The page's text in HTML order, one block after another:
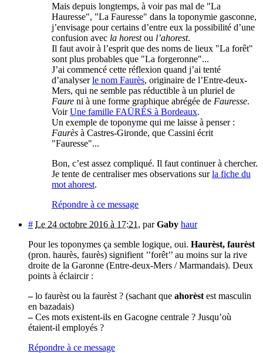
Mais depuis longtemps, à voir pas mal de "La
Hauresse", "La Fauresse" dans la toponymie gasconne,
j’envisage pour certains d’entre eux la possibilité d’une
confusion avec la horestou l’ahorest.
Il faut avoir à l’esprit que des noms de lieux "La forêt"
sont plus probables que "La forgeronne"...
J’ai commencé cette réflexion quand j’ai tenté
d’analyserle nom Faurès, originaire de l’Entre-deux-
Mers, qui ne semble pas réductible à un pluriel de
Faure ni à une forme graphique abrégée de Fauresse.
VoirUne famille FAÜRÈS à Bordeaux.
Un exemple de toponyme qui me laisse à penser :
Faurès à Castres-Gironde, que Cassini écrit
"Fauresse"...
Bon, c’est assez compliqué. Il faut continuer à chercher.
Je tente de centraliser mes observations surla fiche du
mot ahorest.
Répondre à ce message
# Le 24 octobre 2016 à 17:21 , parGaby haur
Pour les toponymes ça semble logique, oui. Haurèst, faurèst
(pron. haurès, faurès) signifient ’’forêt’’ au moins sur la rive
droite de la Garonne (Entre-deux-Mers / Marmandais). Deux
points à éclaircir :
–lo faurèst ou la faurèst ? (sachant que ahorèst est masculin
en bazadais)
–Ces mots existent-ils en Gacogne centrale ? Jusqu’où
étaient-il employés ?
Répondre à ce message